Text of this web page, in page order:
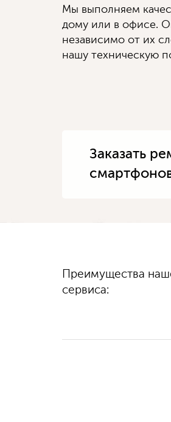
Мы выполняем
дому или в офисе.
независимо от их
нашу техническую
Заказать
Преимущества
сервиса:
гарантируем
качество